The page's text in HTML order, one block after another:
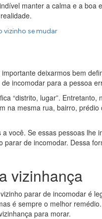
manter a calma e a boa
vizinho se mudar
deixarmos bem
incomodar para a pessoa
“distrito, lugar”.
na mesma rua, bairro,
você. Se essas pessoas lhe
de incomodar. Dessa
vizinhança
parar de incomodar é
é sempre o melhor
para morar.